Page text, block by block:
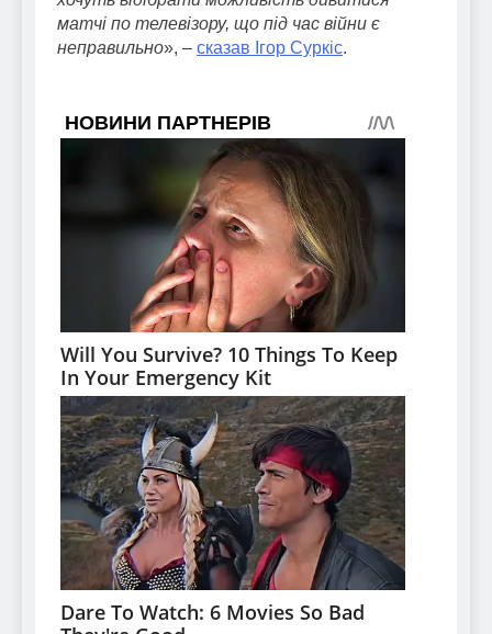
матчі по телевізору, що під час війни є
неправильно», – сказав Ігор Суркіс.